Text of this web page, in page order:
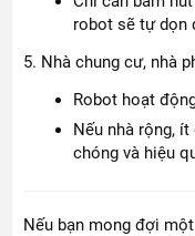
robot sẽ tự dọn
5. Nhà chung cư, nhà
Robot hoạt
Nếu nhà rộng,
chóng và hiệu
Nếu bạn mong đợi